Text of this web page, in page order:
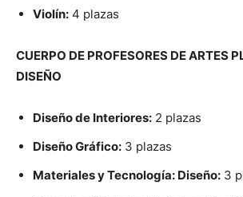
Violín: 4 plazas
CUERPO DE PROFESORES DE ARTES
DISEÑO
Diseño de Interiores: 2 plazas
Diseño Gráfico: 3 plazas
Materiales y Tecnología: Diseño: 3